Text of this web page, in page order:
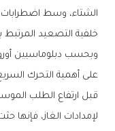
الشتاء، وسط اضطرابات
خلفية التصعيد المرتبط
وبحسب دبلوماسيين
على أهمية التحرك
قبل ارتفاع الطلب
لإمدادات الغاز، فإنها